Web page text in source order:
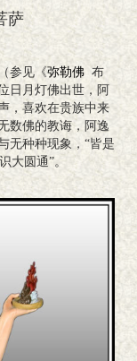
萨
参见《弥勒佛 布
日月灯佛出世，阿
，喜欢在贵族中来
数佛的教诲，阿逸
无种种现象，“皆是
大圆通”。